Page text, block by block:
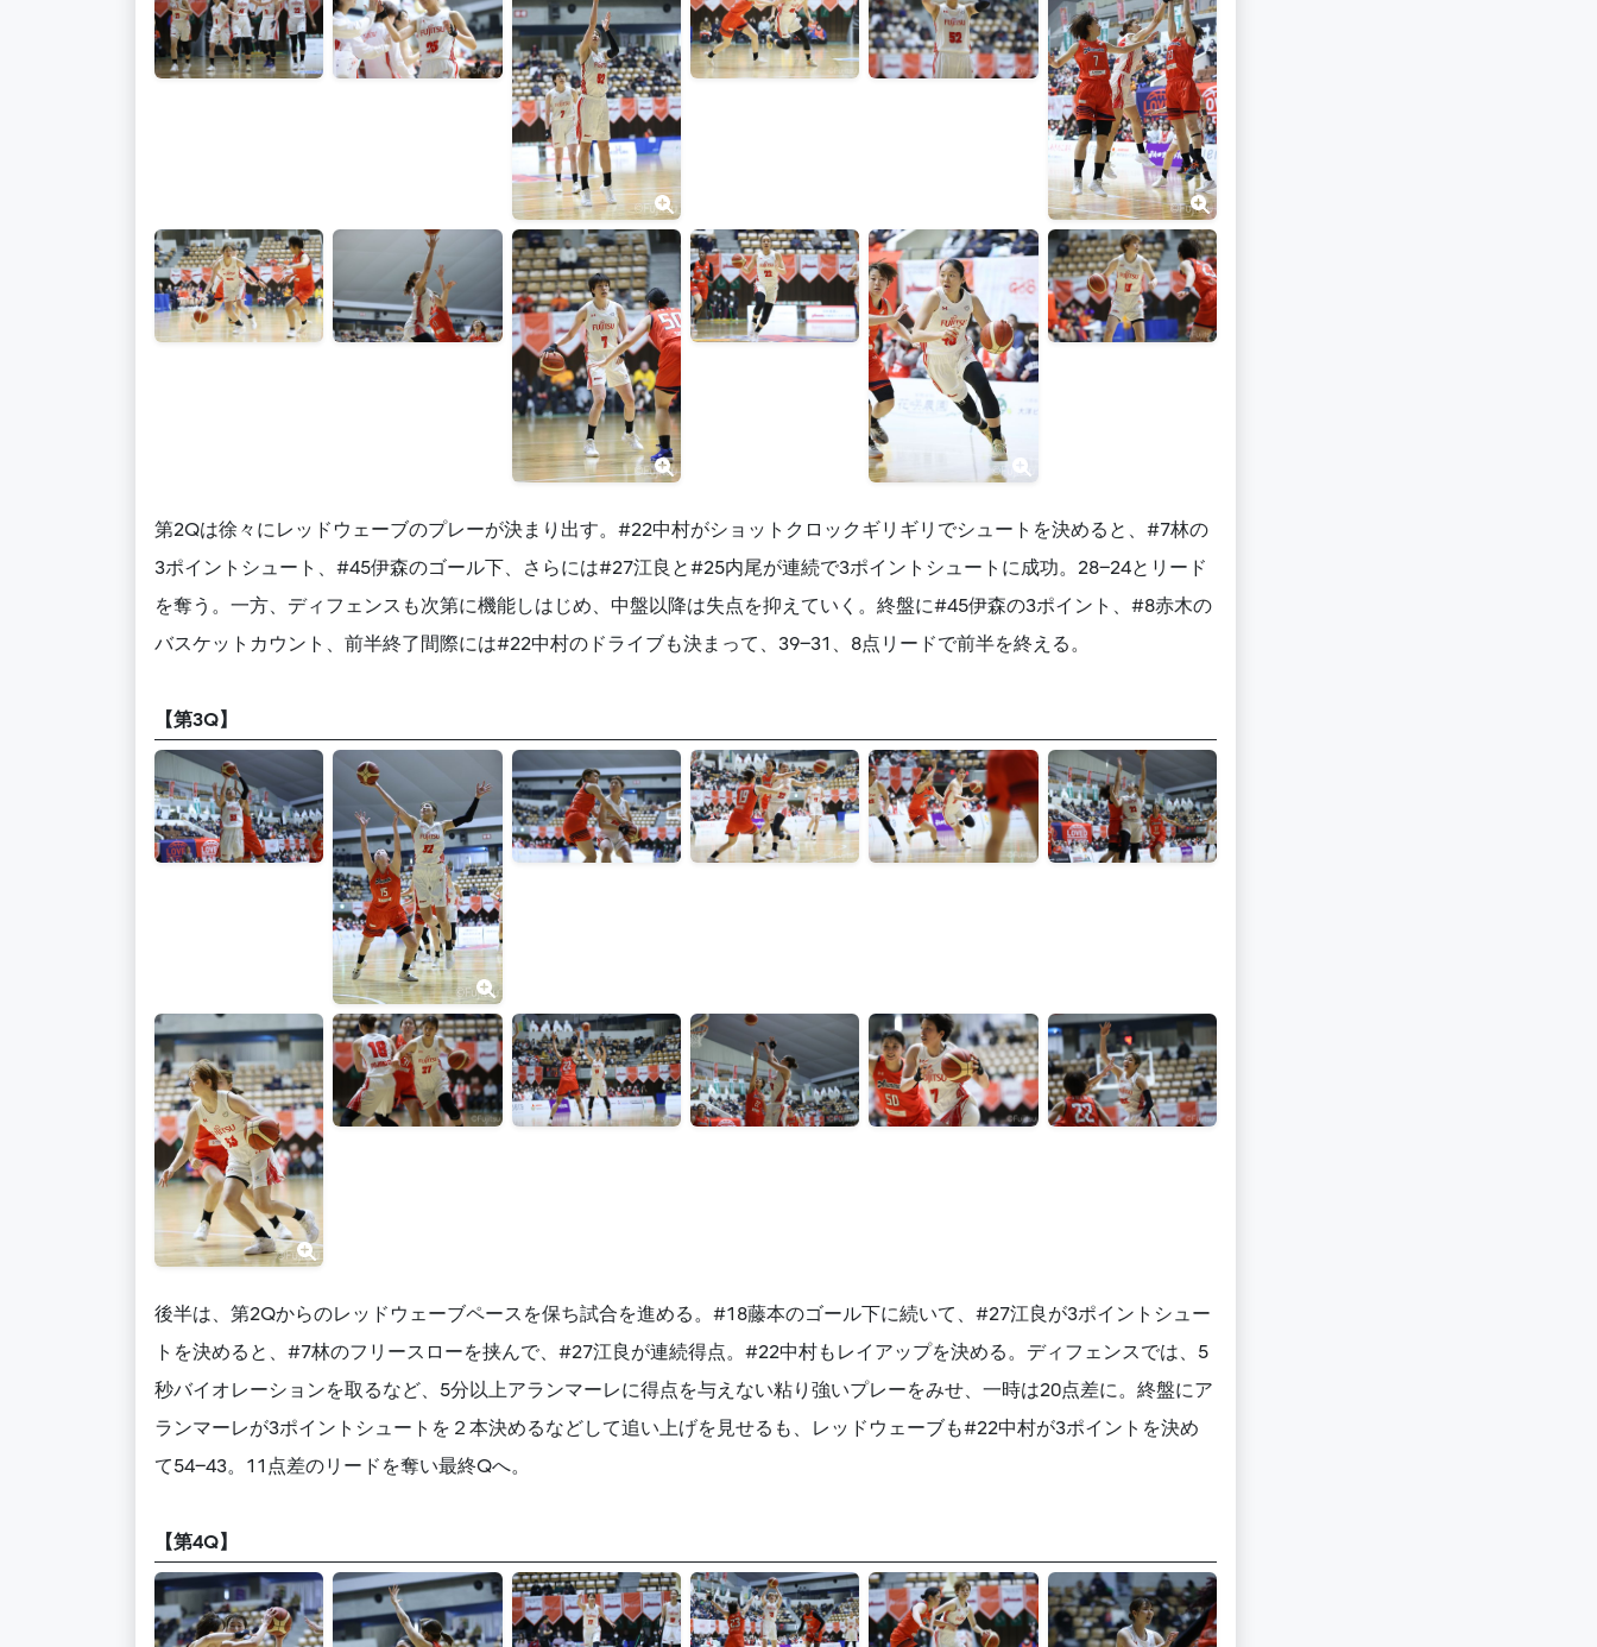
第2Qは徐々にレッドウェーブのプレーが決まり出す。#22中村がショットクロックギリギリでシュートを決めると、#7林の
3ポイントシュート、#45伊森のゴール下、さらには#27江良と#25内尾が連続で3ポイントシュートに成功。28−24とリード
を奪う。一方、ディフェンスも次第に機能しはじめ、中盤以降は失点を抑えていく。終盤に#45伊森の3ポイント、#8赤木の
バスケットカウント、前半終了間際には#22中村のドライブも決まって、39−31、8点リードで前半を終える。
【第3Q】
後半は、第2Qからのレッドウェーブペースを保ち試合を進める。#18藤本のゴール下に続いて、#27江良が3ポイントシュー
トを決めると、#7林のフリースローを挟んで、#27江良が連続得点。#22中村もレイアップを決める。ディフェンスでは、5
秒バイオレーションを取るなど、5分以上アランマーレに得点を与えない粘り強いプレーをみせ、一時は20点差に。終盤にア
ランマーレが3ポイントシュートを２本決めるなどして追い上げを見せるも、レッドウェーブも#22中村が3ポイントを決め
て54−43。11点差のリードを奪い最終Qへ。
【第4Q】